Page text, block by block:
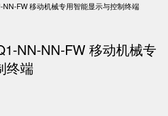
FW 移动机械专用智能显示与控制终端
NN-NN-FW 移动机械专
终端